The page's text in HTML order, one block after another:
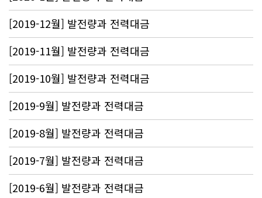
[2019-12월] 발전량과 전력대금
[2019-11월] 발전량과 전력대금
[2019-10월] 발전량과 전력대금
[2019-9월] 발전량과 전력대금
[2019-8월] 발전량과 전력대금
[2019-7월] 발전량과 전력대금
[2019-6월] 발전량과 전력대금